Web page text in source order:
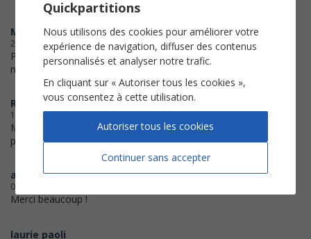
Mymy1101
20-05-2016
Partition imprimée avec succès il
ne reste plus qu'à l'apprendre!
Renee
13-05-2016
Merci pour la transposition,
parfaite
angele9681
02-04-2016
Merci beaucoup !
laurie paoli
Quickpartitions
Nous utilisons des cookies pour améliorer votre
expérience de navigation, diffuser des contenus
personnalisés et analyser notre trafic.
En cliquant sur « Autoriser tous les cookies »,
vous consentez à cette utilisation.
Continuer sans accepter
Autoriser tous les cookies